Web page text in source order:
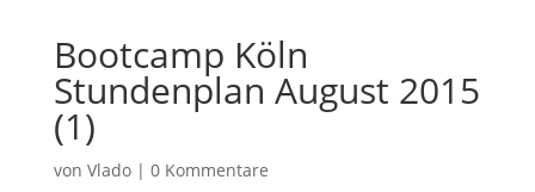
Bootcamp Köln
Stundenplan August 2015
(1)
von Vlado| 0 Kommentare